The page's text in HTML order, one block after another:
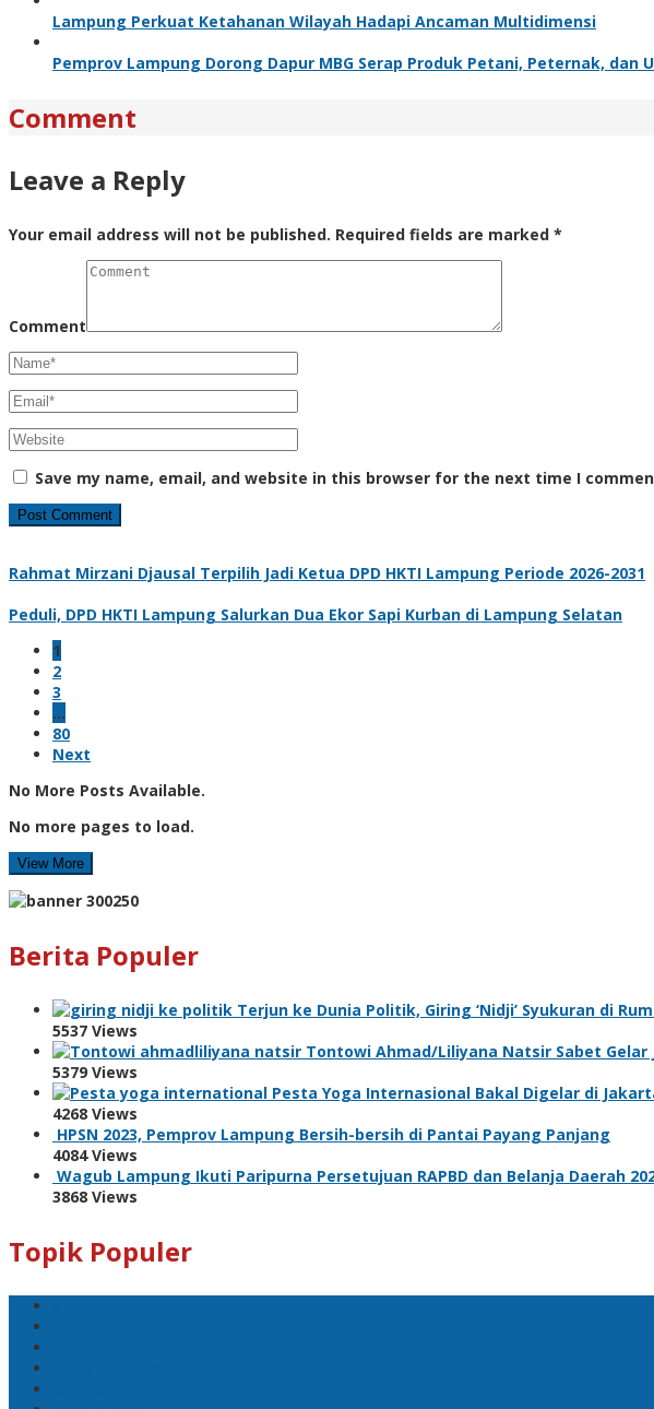
Lampung Perkuat Ketahanan Wilayah Hadapi Ancaman Multidimensi
Pemprov Lampung Dorong Dapur MBG Serap Produk Petani, Peternak, dan
Comment
Leave a Reply
Your email address will not be published. Required fields are marked *
Comment
Save my name, email, and website in this browser for the next time I
Rahmat Mirzani Djausal Terpilih Jadi Ketua DPD HKTI Lampung Periode 2026-2031
Peduli, DPD HKTI Lampung Salurkan Dua Ekor Sapi Kurban di Lampung Selatan
1
2
3
…
80
Next
No More Posts Available.
No more pages to load.
View More
Berita Populer
Terjun ke Dunia Politik, Giring ‘Nidji’ Syukuran di
5537 Views
Tontowi Ahmad/Liliyana Natsir Sabet Gelar
5379 Views
Pesta Yoga Internasional Bakal Digelar di
4268 Views
HPSN 2023, Pemprov Lampung Bersih-bersih di Pantai Payang Panjang
4084 Views
Wagub Lampung Ikuti Paripurna Persetujuan RAPBD dan Belanja Daerah
3868 Views
Topik Populer